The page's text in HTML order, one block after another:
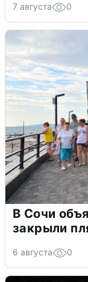
7 августа 0
В Сочи
закрыли
6 августа 0